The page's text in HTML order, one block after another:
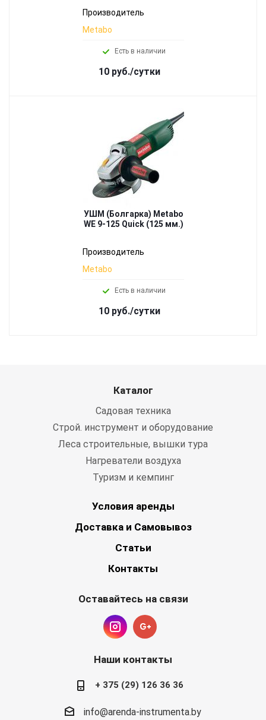
Производитель
Metabo
Есть в наличии
10 руб./сутки
УШМ (Болгарка) Metabo
WE 9-125 Quick (125 мм.)
Производитель
Metabo
Есть в наличии
10 руб./сутки
Каталог
Садовая техника
Строй. инструмент и оборудование
Леса строительные, вышки тура
Нагреватели воздуха
Туризм и кемпинг
Условия аренды
Доставка и Самовывоз
Статьи
Контакты
Оставайтесь на связи
Наши контакты
+ 375 (29) 126 36 36
info@arenda-instrumenta.by